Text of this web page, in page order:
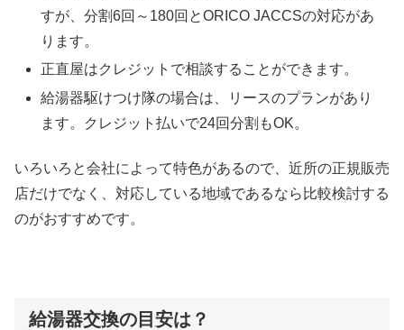
すが、分割6回～180回とORICO JACCSの対応があ
ります。
正直屋はクレジットで相談することができます。
給湯器駆けつけ隊の場合は、リースのプランがあり
ます。クレジット払いで24回分割もOK。
いろいろと会社によって特色があるので、近所の正規販売
店だけでなく、対応している地域であるなら比較検討する
のがおすすめです。
給湯器交換の目安は？